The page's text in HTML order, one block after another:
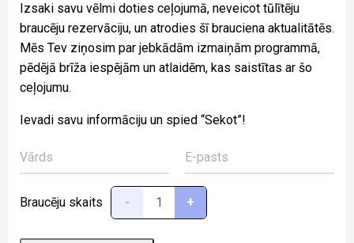
Izsaki savu vēlmi doties ceļojumā, neveicot tūlītēju
braucēju rezervāciju, un atrodies šī brauciena aktualitātēs.
Mēs Tev ziņosim par jebkādām izmaiņām programmā,
pēdējā brīža iespējām un atlaidēm, kas saistītas ar šo
ceļojumu.
Ievadi savu informāciju un spied “Sekot”!
Braucēju skaits - +